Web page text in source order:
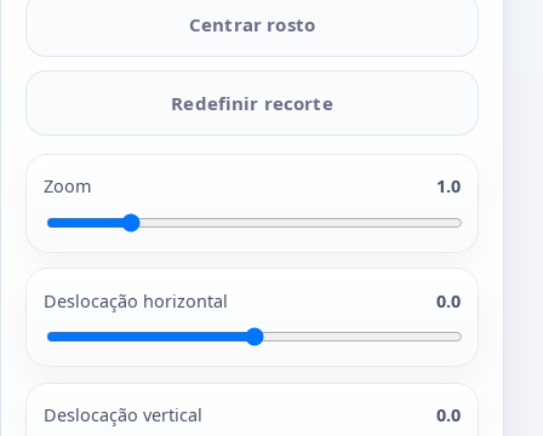
Centrar rosto
Redefinir recorte
Zoom 1.0
Deslocação horizontal 0.0
Deslocação vertical 0.0